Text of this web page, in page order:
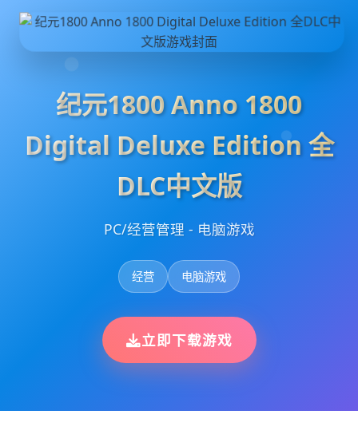
纪元1800 Anno 1800
Digital Deluxe Edition 全
DLC中文版
PC/经营管理 - 电脑游戏
经营 电脑游戏
立即下载游戏